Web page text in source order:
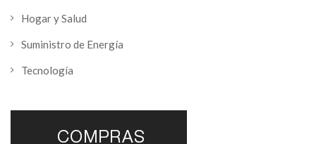
Hogar y Salud
Suministro de Energía
Tecnología